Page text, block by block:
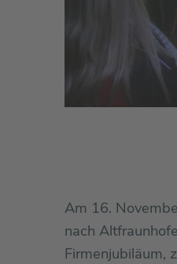
Am 16.
nach
Firmenjubiläum,